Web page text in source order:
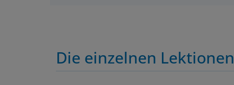
Die einzelnen Lektionen